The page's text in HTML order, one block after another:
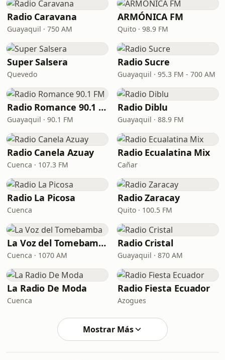
Radio Caravana
Guayaquil · 750 AM
ARMÓNICA FM
Quito · 98.9 FM
Super Salsera
Quevedo
Radio Sucre
Guayaquil · 95.3 FM - 700 AM
Radio Romance 90.1 FM
Guayaquil · 90.1 FM
Radio Diblu
Guayaquil · 88.9 FM
Radio Canela Azuay
Cuenca · 107.3 FM
Radio Ecualatina Mix
Cañar
Radio La Picosa
Cuenca
Radio Zaracay
Quito · 100.5 FM
La Voz del Tomebamba
Cuenca · 1070 AM
Radio Cristal
Guayaquil · 870 AM
La Radio De Moda
Cuenca
Radio Fiesta Ecuador
Azogues
Mostrar Más